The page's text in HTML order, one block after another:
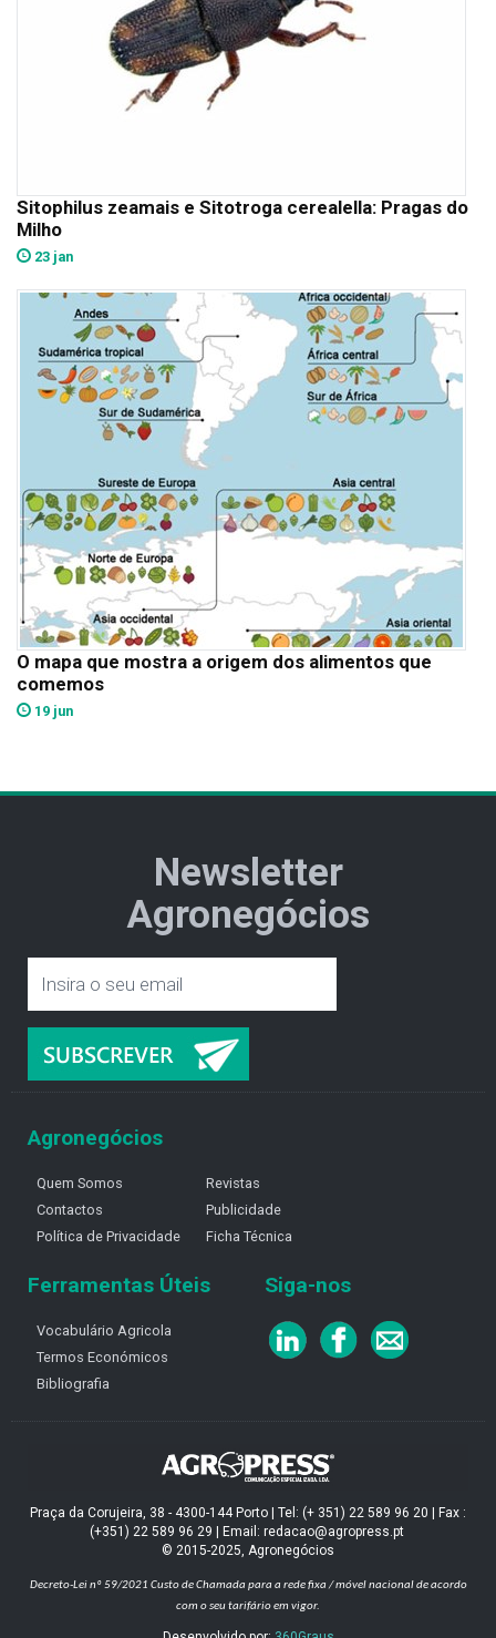
Sitophilus zeamais e Sitotroga cerealella: Pragas do
Milho
23 jan
O mapa que mostra a origem dos alimentos que
comemos
19 jun
Newsletter
Agronegócios
Agronegócios
Quem Somos
Contactos
Política de Privacidade
Revistas
Publicidade
Ficha Técnica
Ferramentas Úteis
Vocabulário Agricola
Termos Económicos
Bibliografia
Siga-nos
Praça da Corujeira, 38 - 4300-144 Porto | Tel: (+ 351) 22 589 96 20 | Fax :
(+351) 22 589 96 29 | Email: redacao@agropress.pt
© 2015-2025, Agronegócios
Decreto-Lei nº 59/2021 Custo de Chamada para a rede fixa / móvel nacional de acordo
com o seu tarifário em vigor.